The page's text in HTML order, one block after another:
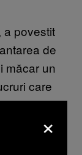
a povestit
de
măcar un
care
×